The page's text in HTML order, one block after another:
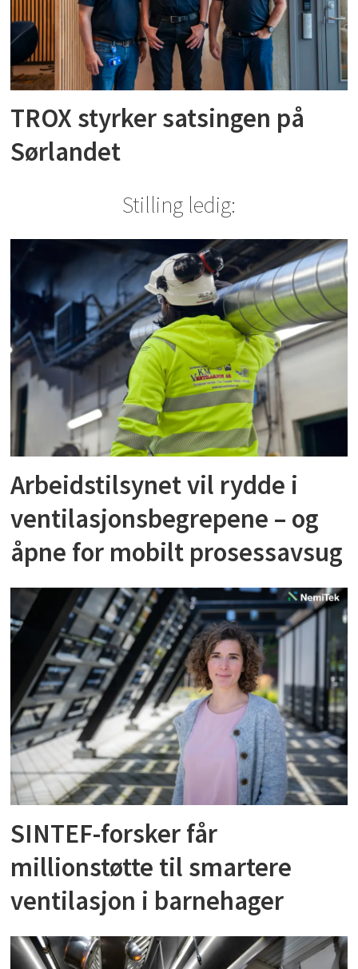
TROX styrker satsingen på
Sørlandet
Stilling ledig:
Arbeidstilsynet vil rydde i
ventilasjonsbegrepene – og
åpne for mobilt prosessavsug
SINTEF-forsker får
millionstøtte til smartere
ventilasjon i barnehager